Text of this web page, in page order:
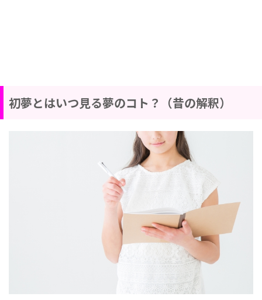
初夢とはいつ見る夢のコト？（昔の解釈）